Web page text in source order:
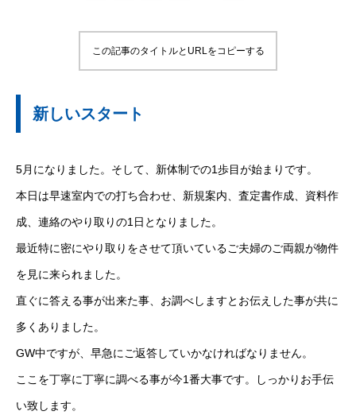
この記事のタイトルとURLをコピーする
新しいスタート
5月になりました。そして、新体制での1歩目が始まりです。
本日は早速室内での打ち合わせ、新規案内、査定書作成、資料作
成、連絡のやり取りの1日となりました。
最近特に密にやり取りをさせて頂いているご夫婦のご両親が物件
を見に来られました。
直ぐに答える事が出来た事、お調べしますとお伝えした事が共に
多くありました。
GW中ですが、早急にご返答していかなければなりません。
ここを丁寧に丁寧に調べる事が今1番大事です。しっかりお手伝
い致します。